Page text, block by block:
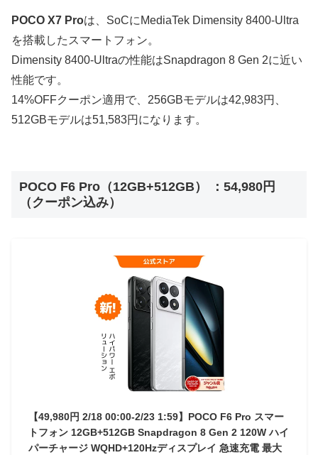
POCO X7 Proは、SoCにMediaTek Dimensity 8400-Ultra
を搭載したスマートフォン。
Dimensity 8400-Ultraの性能はSnapdragon 8 Gen 2に近い
性能です。
14%OFFクーポン適用で、256GBモデルは42,983円、
512GBモデルは51,583円になります。
POCO F6 Pro（12GB+512GB） ：54,980円
（クーポン込み）
【49,980円 2/18 00:00-2/23 1:59】POCO F6 Pro スマー
トフォン 12GB+512GB Snapdragon 8 Gen 2 120W ハイ
パーチャージ WQHD+120Hzディスプレイ 急速充電 最大